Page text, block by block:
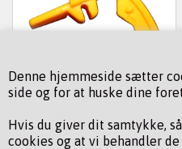
Denne hjemmeside sætter
side og for at huske dine
Hvis du giver dit samtykke,
cookies og at vi behandler
PLASTBESKYTTELSE TIL
DÆKHOVED - KOMPLET
LT2 & LT3 - NY MODEL
moms)
Varenummer: 99000207